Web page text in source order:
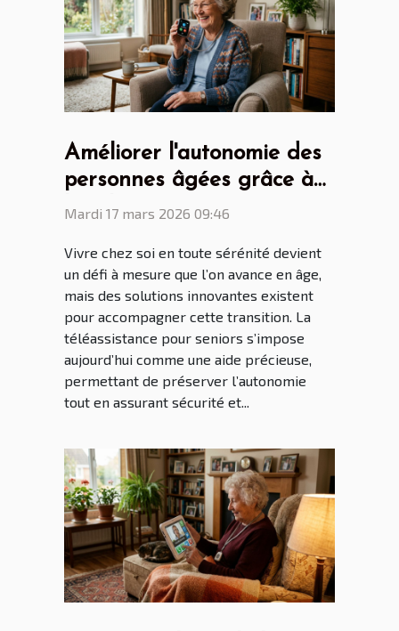
Améliorer l'autonomie des
personnes âgées grâce à
la téléassistance pour
Mardi 17 mars 2026 09:46
Vivre chez soi en toute sérénité devient
un défi à mesure que l’on avance en âge,
mais des solutions innovantes existent
pour accompagner cette transition. La
téléassistance pour seniors s’impose
aujourd’hui comme une aide précieuse,
permettant de préserver l’autonomie
tout en assurant sécurité et...